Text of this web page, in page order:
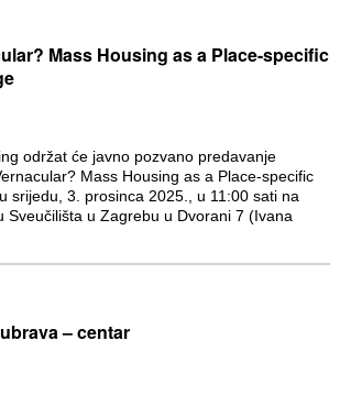
Mass Housing as a Place-specific
održat će javno pozvano predavanje
Mass Housing as a Place-specific
srijedu, 3. prosinca 2025., u 11:00 sati na
Sveučilišta u Zagrebu u Dvorani 7 (Ivana
– centar